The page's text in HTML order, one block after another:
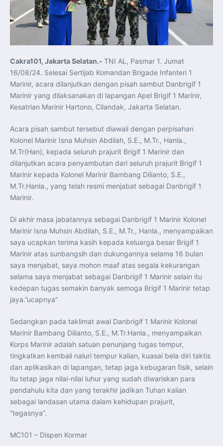
Pelatihan Signal Radio untuk Misi Pertahanan Udara dan
Radar
Menkeu Purbaya Instruksikan Penyelarasan Aturan KEK
untuk Perkuat Daya Saing Industri Dalam Negeri
Mentan Amran Pacu Produksi Gula Nasional, Target
Swasembada Gula Putih Dua Tahun dan Tembus 3 Juta
Ton
Penguatan Kerja Sama Konkret ASEAN Plus Three
Latma ORRUDA 2026 di Vladivostok Perkuat Diplomasi
Maritim TNI AL dan Rusia
Latihan DACT di Exercise Pitch Black 2026 Tingkatkan
Kesiapan Tempur Penerbang TNI AU
Menlu Sugiono: “Kekuatan Ekonomi ASEAN-RRT Harus
Menjadi Penopang Stabilitas Kawasan”
ASEAN dan Amerika Serikat Perkuat Kemitraan untuk
Ekonomi
Presiden Prabowo Terima Direktur FBI, Indonesia dan AS
Perkuat Kerja Sama Repatriasi Artefak Budaya
Menteri PKP dan Ketua DEN Perkuat Kolaborasi
Teknologi, Data, dan Pembiayaan Demi Percepatan
Program 3 Juta Rumah
Pendaftaran MagangHub Angkatan II Batch 1 Dibuka
hingga 28 Juli 2026, Kesempatan Raih Pengalaman Kerja
dan Sertifikasi Kompetensi
KASAU Bekali 154 Perwira Remaja AAU 2026, Tekankan
Lebih Erat Hadapi Tantangan Global
Indonesia Dorong ASEAN dan Uni Eropa Perkuat
Stabilitas Global melalui Kemitraan Strategis
Menlu RI Dorong Kemitraan Ekonomi ASEAN–Korea
Selatan untuk Perkuat Ketahanan Kawasan
Kemitraan ASEAN–Kanada Perkuat Ketahanan Ekonomi,
Pangan, dan Energi Kawasan
ASEAN dan India Perkuat Ketahanan Kawasan lewat
Kerja Sama Maritim, Ekonomi, dan Kesehatan
BI Pertahankan BI-Rate 5,75 Persen untuk Jaga
Stabilitas dan Dukung Pertumbuhan Ekonomi
Kepala BGN Sudaryono Tegaskan Komitmen Perkuat
Transparansi dan Akuntabilitas Program Makan Bergizi
Presiden Prabowo Resmi Lantik Sudaryono sebagai
Kepala Badan Gizi Nasional
Presiden Prabowo Lantik Sudaryono sebagai Kepala
Badan Gizi Nasional
Presiden Prabowo Tekankan Integritas dan Loyalitas
sebagai Pedoman Utama Perwira TNI-Polri
Presiden Prabowo Lantik 1.177 Perwira Remaja TNI-Polri
pada Upacara Praspa 2026
Mensesneg Tegaskan Komitmen Pemerintah Bangun
Ekosistem Kendaraan Listrik Nasional
Penerbang T-50i Golden Eagle TNI AU Ikuti Latihan
DBFM dalam Pitch Black 2026 di Australia
Cakra101, Jakarta Selatan.- TNI AL, Pasmar 1. Jumat
16/08/24. Selesai Sertijab Komandan Brigade Infanteri 1
Marinir, acara dilanjutkan dengan pisah sambut Danbrigif 1
Marinir yang dilaksanakan di lapangan Apel Brigif 1 Marinir,
Kesatrian Marinir Hartono, Cilandak, Jakarta Selatan.
Acara pisah sambut tersebut diawali dengan perpisahan
Kolonel Marinir Isna Muhsin Abdilah, S.E., M.Tr., Hanla.,
M.Tr(Han), kepada seluruh prajurit Brigif 1 Marinir dan
dilanjutkan acara penyambutan dari seluruh prajurit Brigif 1
Marinir kepada Kolonel Marinir Bambang Dilianto, S.E.,
M.Tr.Hanla., yang telah resmi menjabat sebagai Danbrigif 1
Marinir.
Di akhir masa jabatannya sebagai Danbrigif 1 Marinir Kolonel
Marinir Isna Muhsin Abdilah, S.E., M.Tr., Hanla., menyampaikan
saya ucapkan terima kasih kepada keluarga besar Brigif 1
Marinir atas sunbangsih dan dukungannya selama 16 bulan
saya menjabat, saya mohon maaf atas segala kekurangan
selama saya menjabat sebagai Danbrigif 1 Marinir selain itu
kedepan tugas semakin banyak semoga Brigif 1 Marinir tetap
jaya.”ucapnya”
Sedangkan pada taklimat awal Danbrigif 1 Marinir Kolonel
Marinir Bambang Dilianto, S.E., M.Tr.Hanla., menyampaikan
Korps Marinir adalah satuan penunjang tugas tempur,
tingkatkan kembali naluri tempur kalian, kuasai bela diri taktis
dan aplikasikan di lapangan, tetap jaga kebugaran fisik, selain
itu tetap jaga nilai-nilai luhur yang sudah diwariskan para
pendahulu kita dan yang terakhir jadikan Tuhan kalian
sebagai landasan utama dalam kehidupan prajurit,
“tegasnya”.
MC101 – Dispen Kormar